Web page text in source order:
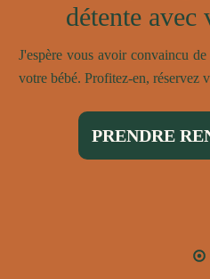
détente avec
J'espère vous avoir convaincu
votre bébé. Profitez-en, réservez
PRENDRE